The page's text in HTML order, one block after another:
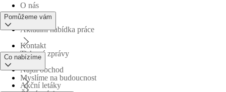
O nás
Aktuální nabídka práce
Tiskové zprávy
Myslíme na budoucnost
Pomůžeme vám
Kontakt
Najdi obchod
Co nabízíme
Akční letáky